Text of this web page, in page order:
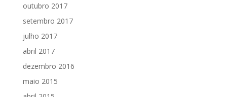
outubro 2017
setembro 2017
julho 2017
abril 2017
dezembro 2016
maio 2015